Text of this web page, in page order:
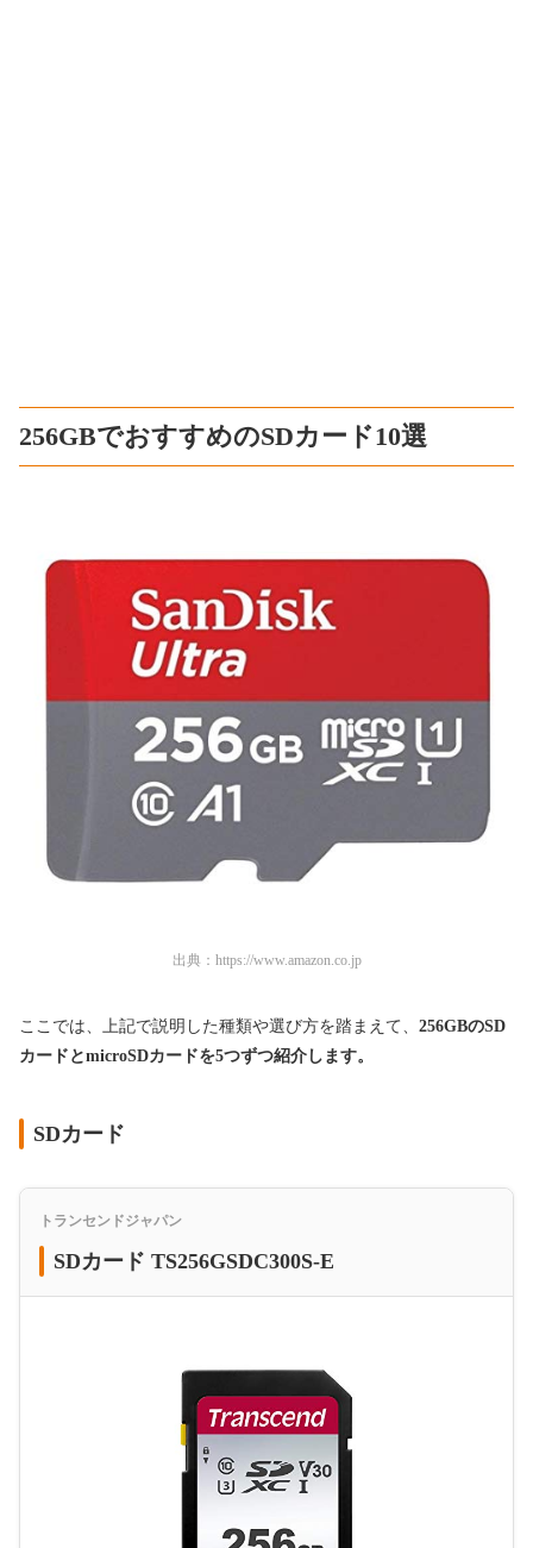
256GBでおすすめのSDカード10選
出典： https://www.amazon.co.jp
ここでは、上記で説明した種類や選び方を踏まえて、 256GBのSD
カードとmicroSDカードを5つずつ紹介します。
SDカード
トランセンドジャパン
SDカード TS256GSDC300S-E